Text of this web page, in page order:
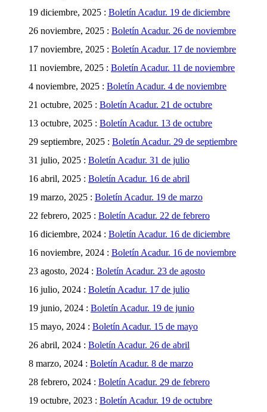
19 diciembre, 2025 : Boletín Acadur. 19 de diciembre
26 noviembre, 2025 : Boletín Acadur. 26 de noviembre
17 noviembre, 2025 : Boletín Acadur. 17 de noviembre
11 noviembre, 2025 : Boletín Acadur. 11 de noviembre
4 noviembre, 2025 : Boletín Acadur. 4 de noviembre
21 octubre, 2025 : Boletín Acadur. 21 de octubre
13 octubre, 2025 : Boletín Acadur. 13 de octubre
29 septiembre, 2025 : Boletín Acadur. 29 de septiembre
31 julio, 2025 : Boletín Acadur. 31 de julio
16 abril, 2025 : Boletín Acadur. 16 de abril
19 marzo, 2025 : Boletín Acadur. 19 de marzo
22 febrero, 2025 : Boletín Acadur. 22 de febrero
16 diciembre, 2024 : Boletín Acadur. 16 de diciembre
16 noviembre, 2024 : Boletín Acadur. 16 de noviembre
23 agosto, 2024 : Boletín Acadur. 23 de agosto
16 julio, 2024 : Boletín Acadur. 17 de julio
19 junio, 2024 : Boletín Acadur. 19 de junio
15 mayo, 2024 : Boletín Acadur. 15 de mayo
26 abril, 2024 : Boletín Acadur. 26 de abril
8 marzo, 2024 : Boletín Acadur. 8 de marzo
28 febrero, 2024 : Boletín Acadur. 29 de febrero
19 octubre, 2023 : Boletín Acadur. 19 de octubre